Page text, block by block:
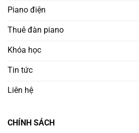
Piano điện
Thuê đàn piano
Khóa học
Tin tức
Liên hệ
CHÍNH SÁCH